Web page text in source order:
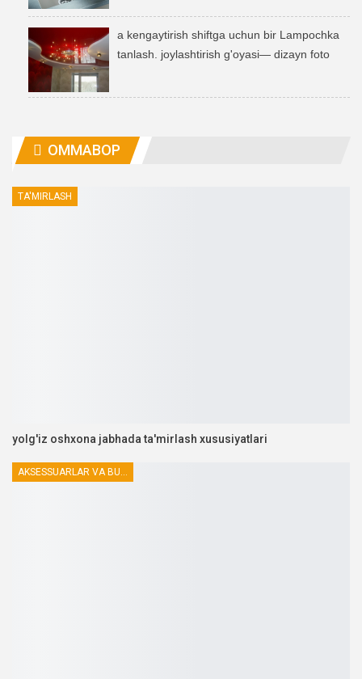
a kengaytirish shiftga uchun bir Lampochka
tanlash. joylashtirish g'oyasi— dizayn foto
OMMABOP
TA'MIRLASH
yolg'iz oshxona jabhada ta'mirlash xususiyatlari
AKSESSUARLAR VA BUTLOVCHILAR